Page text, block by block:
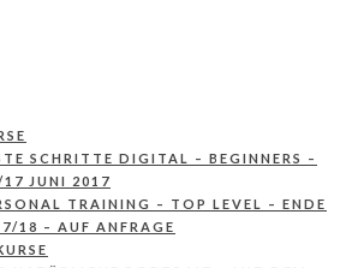
SCHRITTE DIGITAL – BEGINNERS –
17 JUNI 2017
TRAINING – TOP LEVEL – ENDE
18 – AUF ANFRAGE